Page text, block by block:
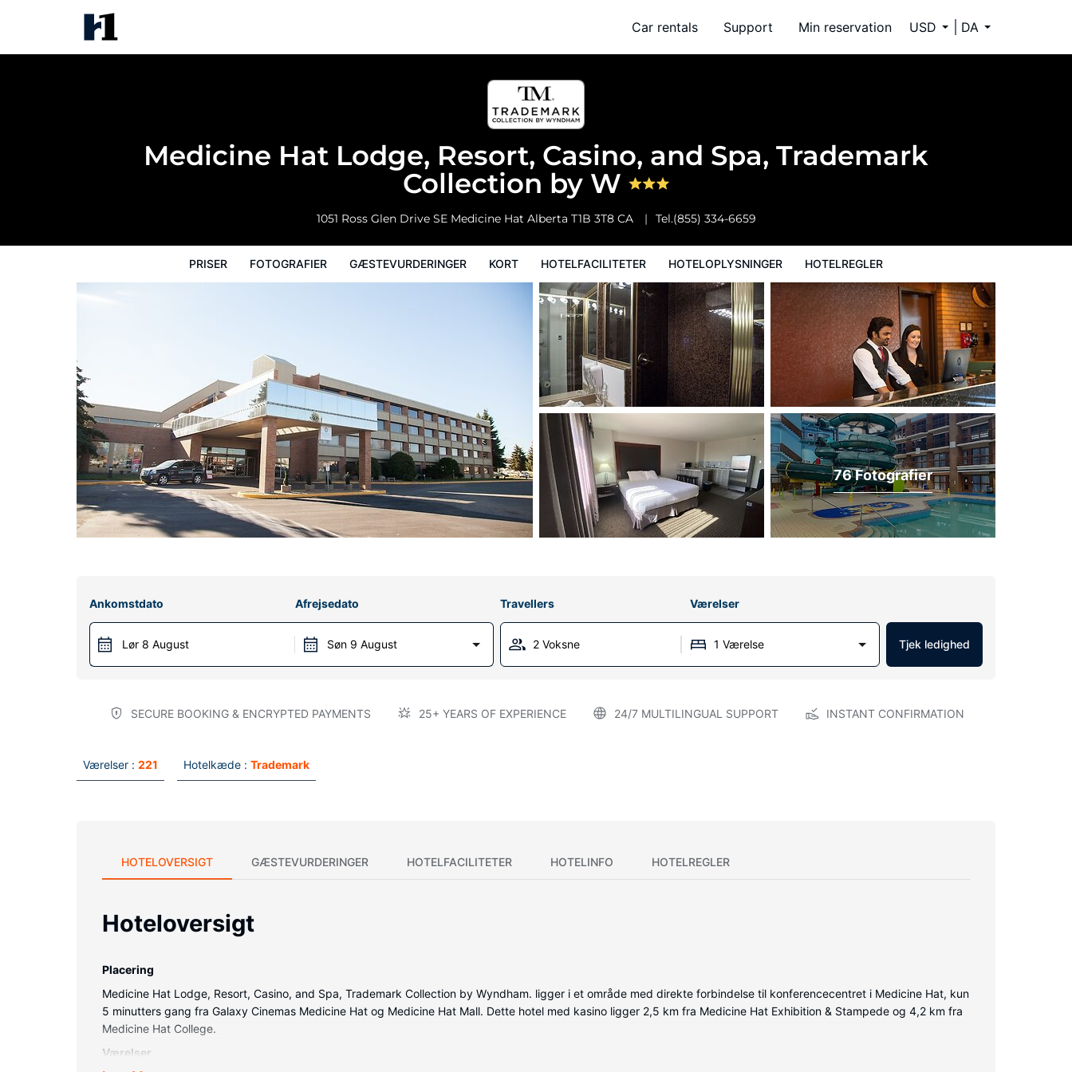
Car rentals Support Min reservation USD DA
Medicine Hat Lodge, Resort, Casino, and Spa, Trademark
Collection by W
1051 Ross Glen Drive SE Medicine Hat Alberta T1B 3T8 CA Tel.(855) 334-6659
PRISER FOTOGRAFIER GÆSTEVURDERINGER KORT HOTELFACILITETER HOTELOPLYSNINGER HOTELREGLER
Hotelregler
76 Fotografier
Ankomstdato
Lør 8 August
Afrejsedato
Søn 9 August
Travellers Værelser
2 Voksne 1 Værelse Tjek ledighed
SECURE BOOKING & ENCRYPTED PAYMENTS 25+ YEARS OF EXPERIENCE 24/7 MULTILINGUAL SUPPORT INSTANT CONFIRMATION
Værelser : 221 Hotelkæde : Trademark
HOTELOVERSIGT GÆSTEVURDERINGER HOTELFACILITETER HOTELINFO HOTELREGLER
Hoteloversigt
Placering
Medicine Hat Lodge, Resort, Casino, and Spa, Trademark Collection by Wyndham. ligger i et område med direkte forbindelse til konferencecentret i Medicine Hat, kun
5 minutters gang fra Galaxy Cinemas Medicine Hat og Medicine Hat Mall. Dette hotel med kasino ligger 2,5 km fra Medicine Hat Exhibition & Stampede og 4,2 km fra
Medicine Hat College.
Værelser